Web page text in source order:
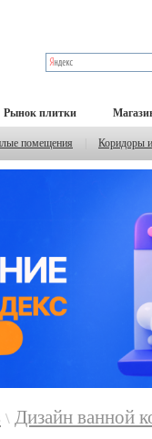
Рынок плитки
помещения Коридоры
\ Дизайн ванной